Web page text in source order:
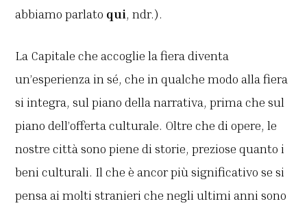
abbiamo parlato qui, ndr.).
La Capitale che accoglie la fiera diventa
un’esperienza in sé, che in qualche modo alla fiera
si integra, sul piano della narrativa, prima che sul
piano dell’offerta culturale. Oltre che di opere, le
nostre città sono piene di storie, preziose quanto i
beni culturali. Il che è ancor più significativo se si
pensa ai molti stranieri che negli ultimi anni sono